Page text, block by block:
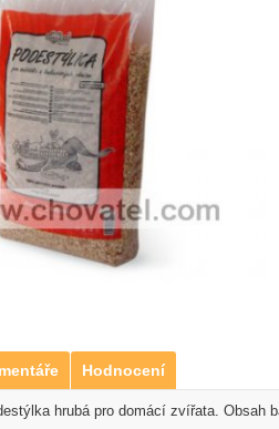
Hodnocení
hrubá pro domácí zvířata. Obsah